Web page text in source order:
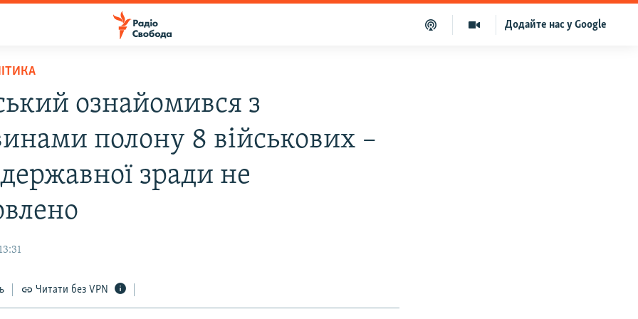
Додайте нас у Google
ознайомився з
полону 8 військових –
зради не
Читати без VPN